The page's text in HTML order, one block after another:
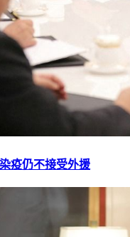
疫仍不接受外援